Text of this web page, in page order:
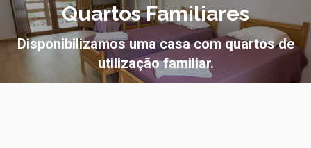
Quartos Familiares
Disponibilizamos uma casa com quartos de
utilização familiar.